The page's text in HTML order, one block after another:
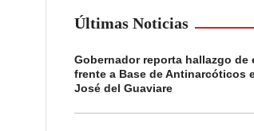
Últimas Noticias
Gobernador reporta hallazgo de
frente a Base de Antinarcóticos
José del Guaviare